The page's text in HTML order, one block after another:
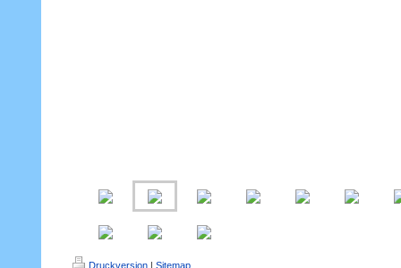
Druckversion | Sitemap